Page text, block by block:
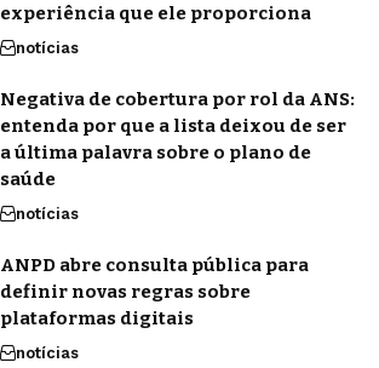
experiência que ele proporciona
notícias
Negativa de cobertura por rol da ANS:
entenda por que a lista deixou de ser
a última palavra sobre o plano de
saúde
notícias
ANPD abre consulta pública para
definir novas regras sobre
plataformas digitais
notícias